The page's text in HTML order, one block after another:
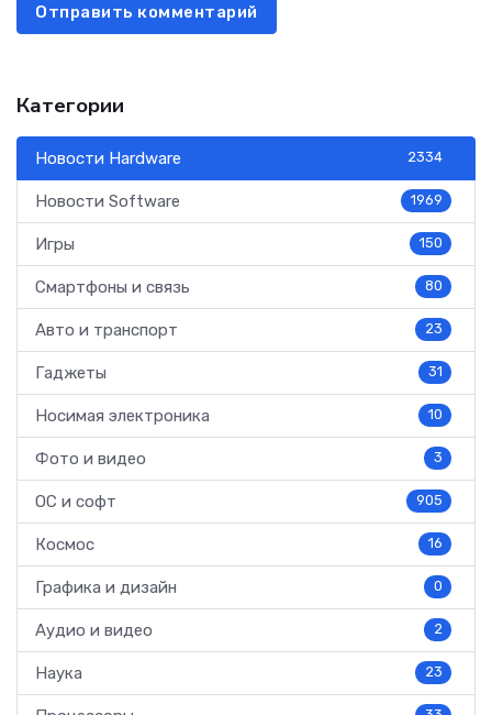
Отправить комментарий
Категории
Новости Hardware 2334
Новости Software 1969
Игры 150
Смартфоны и связь 80
Авто и транспорт 23
Гаджеты 31
Носимая электроника 10
Фото и видео 3
ОС и софт 905
Космос 16
Графика и дизайн 0
Аудио и видео 2
Наука 23